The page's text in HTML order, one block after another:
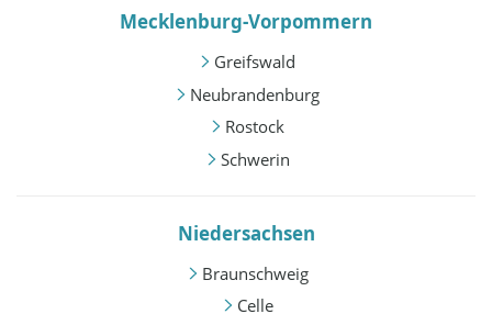
Mecklenburg-Vorpommern
Greifswald
Neubrandenburg
Rostock
Schwerin
Niedersachsen
Braunschweig
Celle